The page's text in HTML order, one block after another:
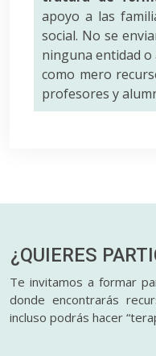
apoyo a las
social. No se
ninguna entidad o
como mero
profesores y
¿QUIERES
Te invitamos a formar
donde encontrarás
incluso podrás hacer